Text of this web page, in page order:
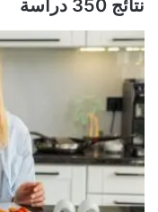
نتائج 350 دراسة